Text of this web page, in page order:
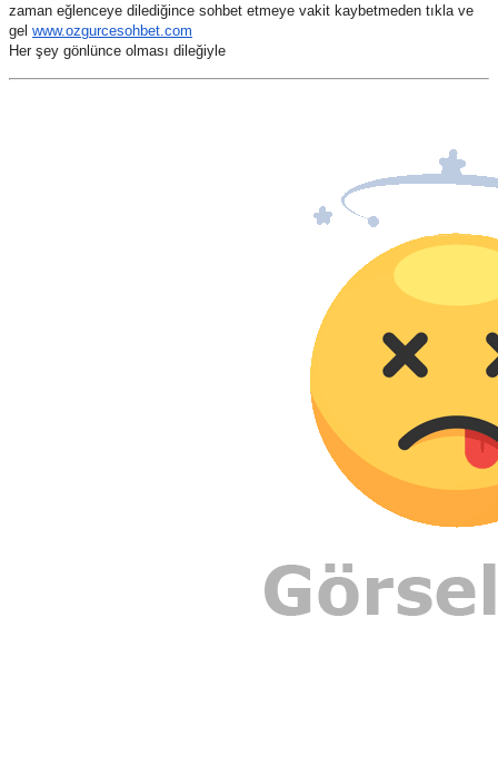
zaman eğlenceye dilediğince sohbet etmeye vakit kaybetmeden tıkla ve
gel www.ozgurcesohbet.com
Her şey gönlünce olması dileğiyle